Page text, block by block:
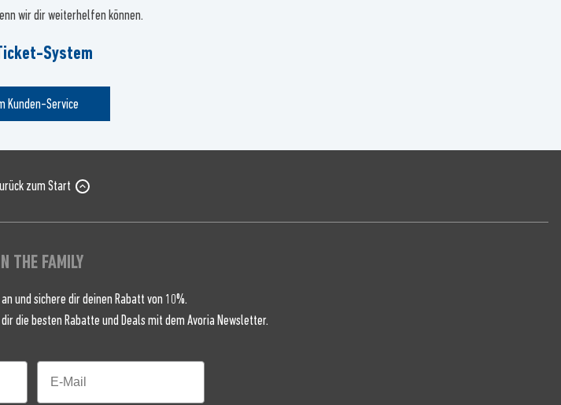
wir dir weiterhelfen können.
System
Kunden-Service
zum Start
THE FAMILY
und sichere dir deinen Rabatt von 10%.
die besten Rabatte und Deals mit dem Avoria Newsletter.